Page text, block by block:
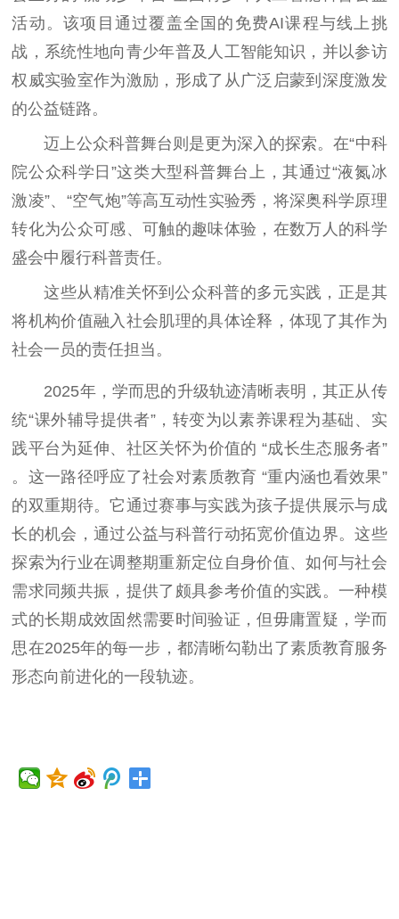
活动。该项目通过覆盖全国的免费AI课程与线上挑
战，系统性地向青少年普及人工智能知识，并以参访
权威实验室作为激励，形成了从广泛启蒙到深度激发
的公益链路。
迈上公众科普舞台则是更为深入的探索。在“中科
院公众科学日”这类大型科普舞台上，其通过“液氮冰
激凌”、“空气炮”等高互动性实验秀，将深奥科学原理
转化为公众可感、可触的趣味体验，在数万人的科学
盛会中履行科普责任。
这些从精准关怀到公众科普的多元实践，正是其
将机构价值融入社会肌理的具体诠释，体现了其作为
社会一员的责任担当。
2025年，学而思的升级轨迹清晰表明，其正从传
统“课外辅导提供者”，转变为以素养课程为基础、实
践平台为延伸、社区关怀为价值的 “成长生态服务者”
。这一路径呼应了社会对素质教育 “重内涵也看效果”
的双重期待。它通过赛事与实践为孩子提供展示与成
长的机会，通过公益与科普行动拓宽价值边界。这些
探索为行业在调整期重新定位自身价值、如何与社会
需求同频共振，提供了颇具参考价值的实践。一种模
式的长期成效固然需要时间验证，但毋庸置疑，学而
思在2025年的每一步，都清晰勾勒出了素质教育服务
形态向前进化的一段轨迹。